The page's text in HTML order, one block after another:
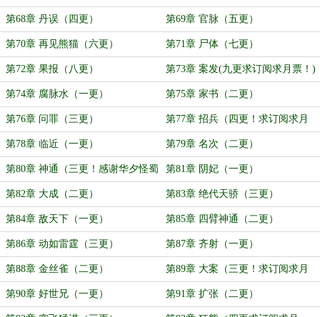
第68章 丹误（四更） 第69章 官脉（五更）
第70章 再见熊猫（六更） 第71章 尸体（七更）
第72章 果报（八更） 第73章 案发(九更求订阅求月票！)
第74章 腐脉水（一更） 第75章 家书（二更）
第76章 问罪（三更） 第77章 招兵（四更！求订阅求月
票！）
第78章 临近（一更） 第79章 名次（二更）
第80章 神通（三更！感谢华夕怪蜀
黍打赏的盟主）
第81章 阴妃（一更）
第82章 大成（二更） 第83章 绝代天骄（三更）
第84章 敌天下（一更） 第85章 四臂神通（二更）
第86章 动如雷霆（三更） 第87章 齐射（一更）
第88章 金丝雀（二更） 第89章 大案（三更！求订阅求月
票）
第90章 好世兄（一更） 第91章 扩张（二更）